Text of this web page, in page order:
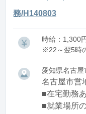
務/H140803
時給：1,300
※22～翌5時
愛知県名古屋
名古屋市営
■在宅勤務
■就業場所